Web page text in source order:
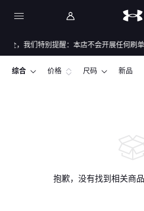
全，我们特别提醒：本店不会开展任何刷
综合 价格 尺码 新品
抱歉，没有找到相关商